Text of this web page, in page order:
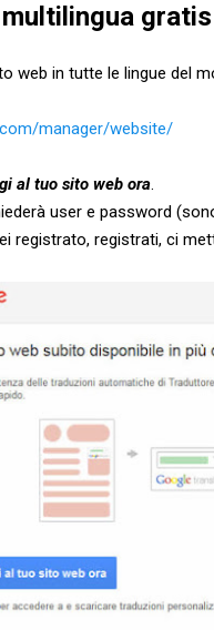
web in tutte le lingue del
manager/website/
al tuo sito web ora.
user e password
registrato, registrati, ci